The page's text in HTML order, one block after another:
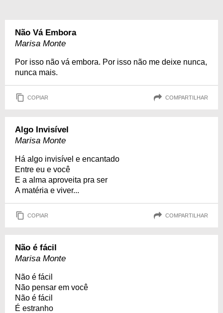
Não Vá Embora
Marisa Monte
Por isso não vá embora. Por isso não me deixe nunca,
nunca mais.
COPIAR COMPARTILHAR
Algo Invisível
Marisa Monte
Há algo invisível e encantado
Entre eu e você
E a alma aproveita pra ser
A matéria e viver...
COPIAR COMPARTILHAR
Não é fácil
Marisa Monte
Não é fácil
Não pensar em você
Não é fácil
É estranho